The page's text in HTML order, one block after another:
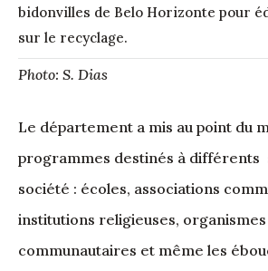
bidonvilles de Belo Horizonte pour
sur le recyclage.
Photo: S. Dias
Le département a mis au point du
programmes destinés à différents
société : écoles, associations
institutions religieuses,
communautaires et même les